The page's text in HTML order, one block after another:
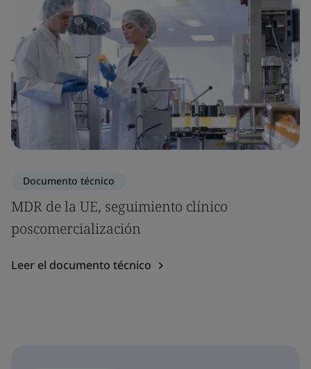
Documento técnico
MDR de la UE, seguimiento clínico
poscomercialización
Leer el documento técnico